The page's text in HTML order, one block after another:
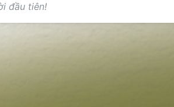
đầu tiên!